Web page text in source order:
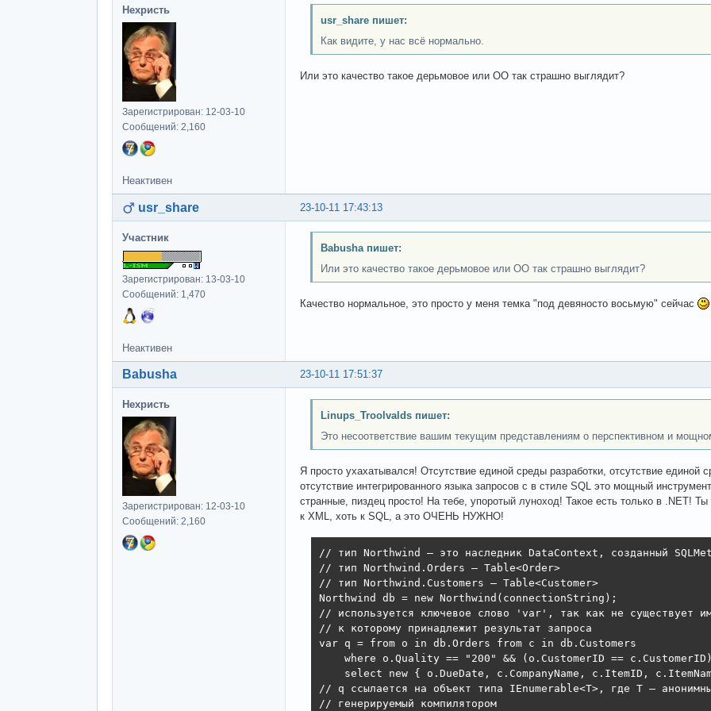
Нехристь
Зарегистрирован: 12-03-10
Сообщений: 2,160
usr_share пишет:
Как видите, у нас всё нормально.
Или это качество такое дерьмовое или ОО так страшно выглядит?
Неактивен
23-10-11 17:43:13
usr_share
Участник
Зарегистрирован: 13-03-10
Сообщений: 1,470
Babusha пишет:
Или это качество такое дерьмовое или ОО так страшно выглядит?
Качество нормальное, это просто у меня темка "под девяносто восьмую" сейчас
Неактивен
23-10-11 17:51:37
Babusha
Нехристь
Зарегистрирован: 12-03-10
Сообщений: 2,160
Linups_Troolvalds пишет:
Это несоответствие вашим текущим представлениям о перспективном и
Я просто ухахатывался! Отсутствие единой среды разработки, отсутствие единой
отсутствие интегрированного языка запросов с в стиле SQL это мощный
странные, пиздец просто! На тебе, упоротый луноход! Такое есть только в .NET!
к XML, хоть к SQL, а это ОЧЕНЬ НУЖНО!
// тип Northwind — это наследник DataContext, созданный
// тип Northwind.Orders — Table<Order>
// тип Northwind.Customers — Table<Customer>
Northwind db = new Northwind(connectionString);
// используется ключевое слово 'var', так как не существует
// к которому принадлежит результат запроса
var q = from o in db.Orders from c in db.Customers
where o.Quality == "200" && (o.CustomerID ==
select new { o.DueDate, c.CompanyName, c.ItemID,
// q ссылается на объект типа IEnumerable<T>, где T —
// генерируемый компилятором